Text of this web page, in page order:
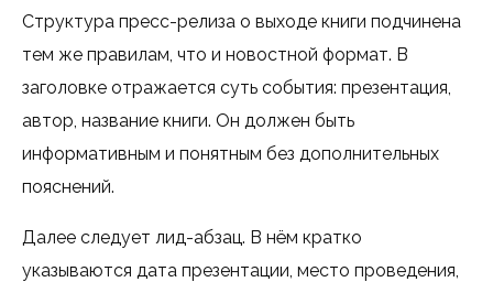
Структура пресс-релиза о выходе книги подчинена
тем же правилам, что и новостной формат. В
заголовке отражается суть события: презентация,
автор, название книги. Он должен быть
информативным и понятным без дополнительных
пояснений.
Далее следует лид-абзац. В нём кратко
указываются дата презентации, место проведения,